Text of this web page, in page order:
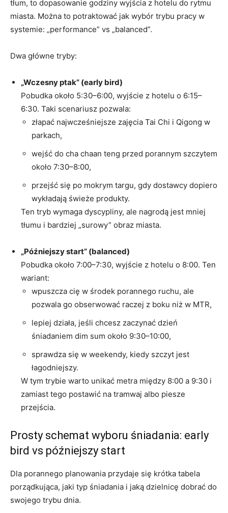
tłum, to dopasowanie godziny wyjścia z hotelu do rytmu
miasta. Można to potraktować jak wybór trybu pracy w
systemie: „performance” vs „balanced”.
Dwa główne tryby:
„Wczesny ptak” (early bird)
Pobudka około 5:30–6:00, wyjście z hotelu o 6:15–
6:30. Taki scenariusz pozwala:
złapać najwcześniejsze zajęcia Tai Chi i Qigong w
parkach,
wejść do cha chaan teng przed porannym szczytem
około 7:30–8:00,
przejść się po mokrym targu, gdy dostawcy dopiero
wykładają świeże produkty.
Ten tryb wymaga dyscypliny, ale nagrodą jest mniej
tłumu i bardziej „surowy” obraz miasta.
„Późniejszy start” (balanced)
Pobudka około 7:00–7:30, wyjście z hotelu o 8:00. Ten
wariant:
wpuszcza cię w środek porannego ruchu, ale
pozwala go obserwować raczej z boku niż w MTR,
lepiej działa, jeśli chcesz zaczynać dzień
śniadaniem dim sum około 9:30–10:00,
sprawdza się w weekendy, kiedy szczyt jest
łagodniejszy.
W tym trybie warto unikać metra między 8:00 a 9:30 i
zamiast tego postawić na tramwaj albo piesze
przejścia.
Prosty schemat wyboru śniadania: early
bird vs późniejszy start
Dla porannego planowania przydaje się krótka tabela
porządkująca, jaki typ śniadania i jaką dzielnicę dobrać do
swojego trybu dnia.